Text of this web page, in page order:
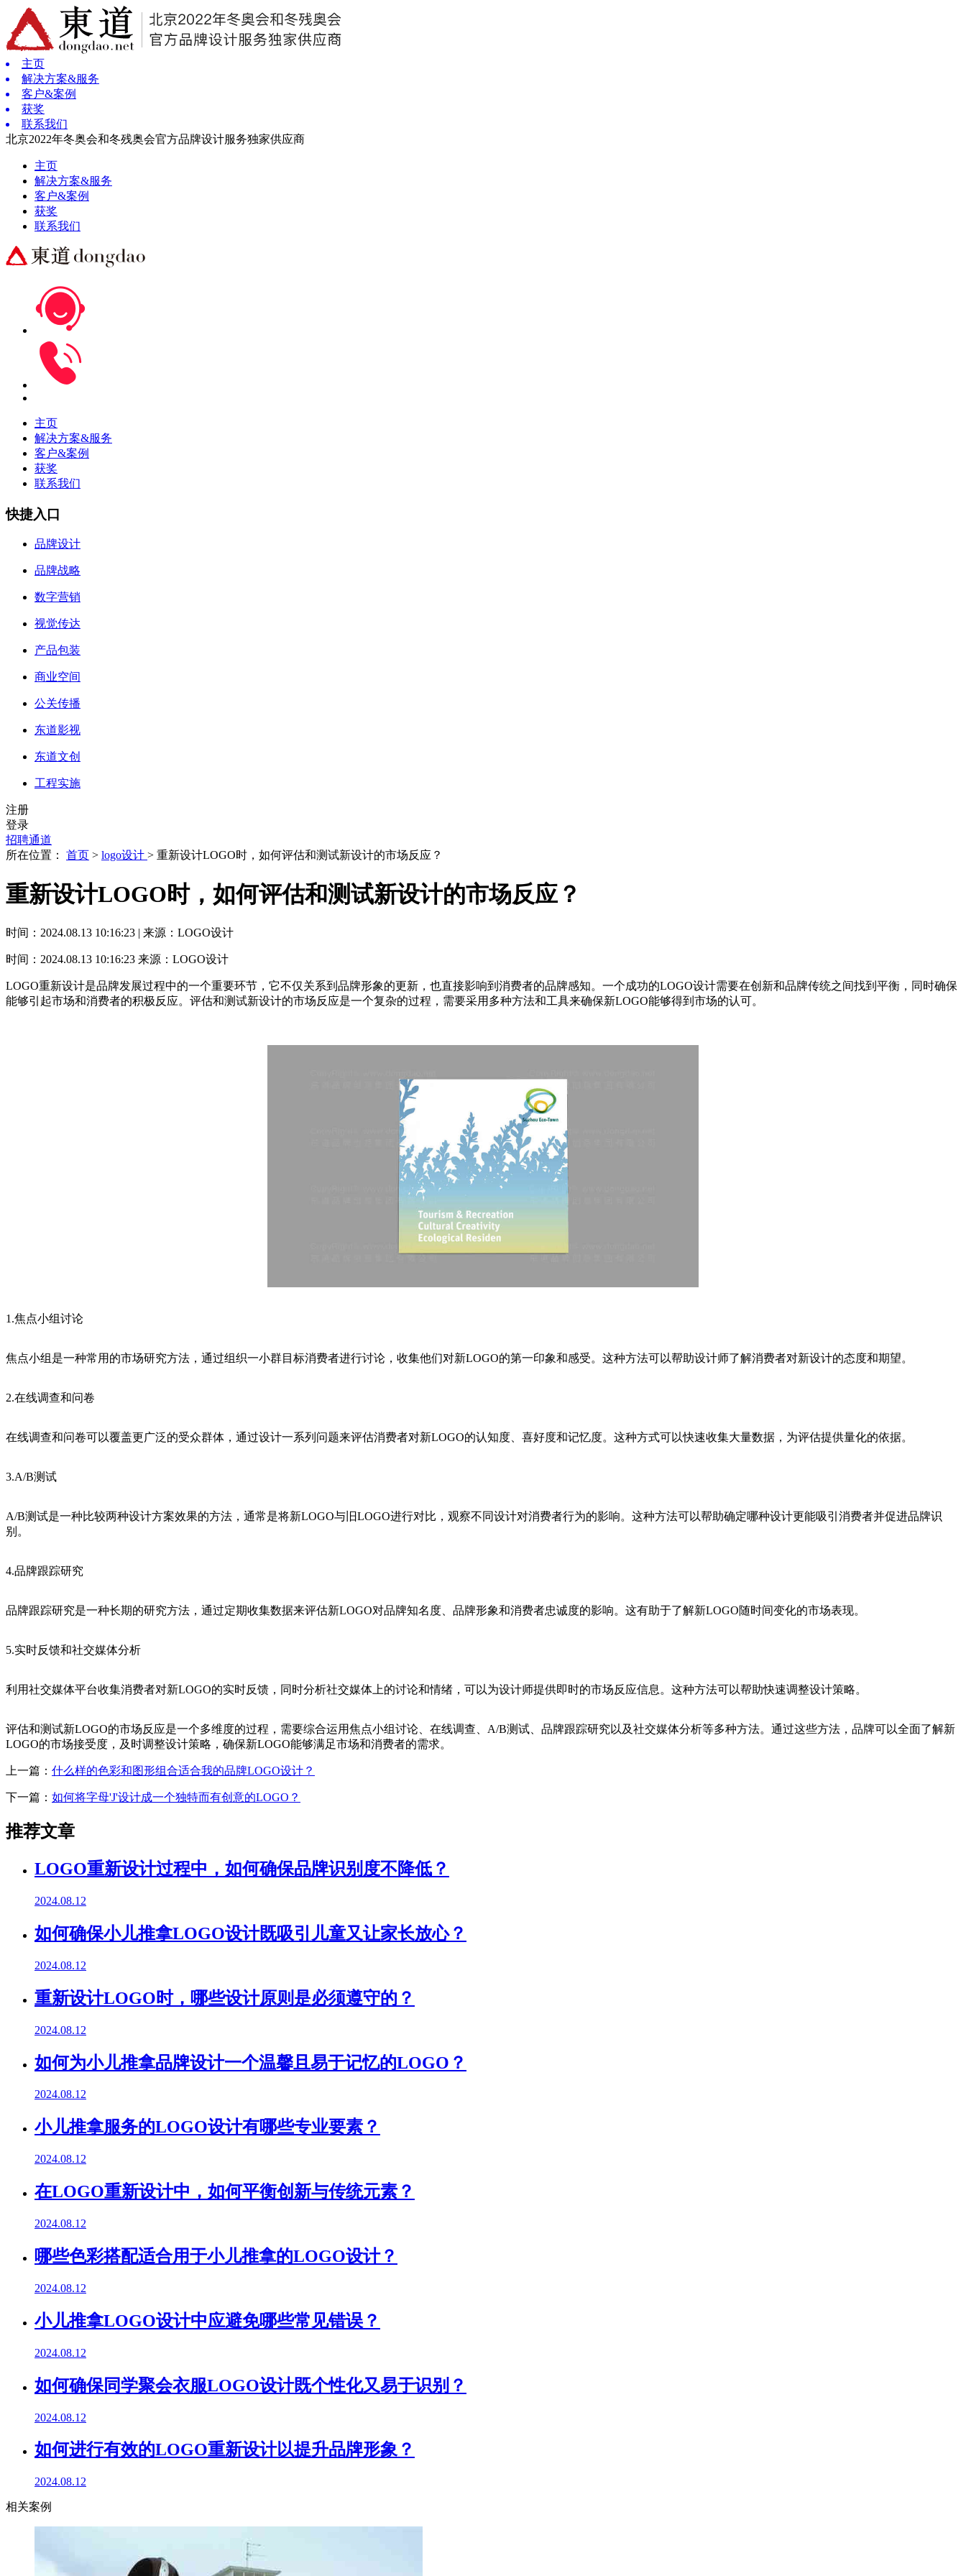
主页
解决方案&服务
客户&案例
获奖
联系我们
北京2022年冬奥会和冬残奥会官方品牌设计服务独家供应商
主页
解决方案&服务
客户&案例
获奖
联系我们
主页
解决方案&服务
客户&案例
获奖
联系我们
快捷入口
品牌设计
品牌战略
数字营销
视觉传达
产品包装
商业空间
公关传播
东道影视
东道文创
工程实施
注册
登录
招聘通道
所在位置： 首页 > logo设计 > 重新设计LOGO时，如何评估和测试新设计的市场反应？
重新设计LOGO时，如何评估和测试新设计的市场反应？
时间：2024.08.13 10:16:23 | 来源：LOGO设计
时间：2024.08.13 10:16:23 来源：LOGO设计
LOGO重新设计是品牌发展过程中的一个重要环节，它不仅关系到品牌形象的更新，也直接影响到消费者的品牌感知。一个成功的LOGO设计需要在创新和品牌传统之间找到平衡，同时确保
能够引起市场和消费者的积极反应。评估和测试新设计的市场反应是一个复杂的过程，需要采用多种方法和工具来确保新LOGO能够得到市场的认可。
1.焦点小组讨论
焦点小组是一种常用的市场研究方法，通过组织一小群目标消费者进行讨论，收集他们对新LOGO的第一印象和感受。这种方法可以帮助设计师了解消费者对新设计的态度和期望。
2.在线调查和问卷
在线调查和问卷可以覆盖更广泛的受众群体，通过设计一系列问题来评估消费者对新LOGO的认知度、喜好度和记忆度。这种方式可以快速收集大量数据，为评估提供量化的依据。
3.A/B测试
A/B测试是一种比较两种设计方案效果的方法，通常是将新LOGO与旧LOGO进行对比，观察不同设计对消费者行为的影响。这种方法可以帮助确定哪种设计更能吸引消费者并促进品牌识
别。
4.品牌跟踪研究
品牌跟踪研究是一种长期的研究方法，通过定期收集数据来评估新LOGO对品牌知名度、品牌形象和消费者忠诚度的影响。这有助于了解新LOGO随时间变化的市场表现。
5.实时反馈和社交媒体分析
利用社交媒体平台收集消费者对新LOGO的实时反馈，同时分析社交媒体上的讨论和情绪，可以为设计师提供即时的市场反应信息。这种方法可以帮助快速调整设计策略。
评估和测试新LOGO的市场反应是一个多维度的过程，需要综合运用焦点小组讨论、在线调查、A/B测试、品牌跟踪研究以及社交媒体分析等多种方法。通过这些方法，品牌可以全面了解新
LOGO的市场接受度，及时调整设计策略，确保新LOGO能够满足市场和消费者的需求。
上一篇： 什么样的色彩和图形组合适合我的品牌LOGO设计？
下一篇： 如何将字母'J'设计成一个独特而有创意的LOGO？
推荐文章
LOGO重新设计过程中，如何确保品牌识别度不降低？
2024.08.12
如何确保小儿推拿LOGO设计既吸引儿童又让家长放心？
2024.08.12
重新设计LOGO时，哪些设计原则是必须遵守的？
2024.08.12
如何为小儿推拿品牌设计一个温馨且易于记忆的LOGO？
2024.08.12
小儿推拿服务的LOGO设计有哪些专业要素？
2024.08.12
在LOGO重新设计中，如何平衡创新与传统元素？
2024.08.12
哪些色彩搭配适合用于小儿推拿的LOGO设计？
2024.08.12
小儿推拿LOGO设计中应避免哪些常见错误？
2024.08.12
如何确保同学聚会衣服LOGO设计既个性化又易于识别？
2024.08.12
如何进行有效的LOGO重新设计以提升品牌形象？
2024.08.12
相关案例